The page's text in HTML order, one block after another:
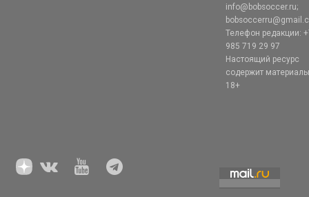
info@bobsoccer.ru;
Телефон редакции:
985 719 29 97
Настоящий ресурс
содержит
18+